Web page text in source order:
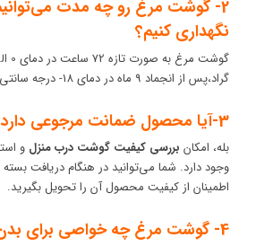
2- گوشت مرغ رو چه مدت
نگهداری کنیم؟
گراد،پس از انجماد 9 ماه در دمای 18- درجه سانتی گراد
3-آیا محصول ضمانت مرجوعی دارد؟
بله، امکان بررسی کیفیت گوشت درب منزل و
وجود دارد. شما می‌توانید در هنگام دریافت
اطمینان از کیفیت محصول آن را تحویل بگیرید.
4- گوشت مرغ چه خواصی برای بدن دارد؟